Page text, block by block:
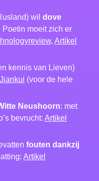
wil dove
Poetin moeit zich er
, Artikel
kennis van Lieven)
(voor de hele
Neushoorn: met
bevrucht: Artikel
fouten dankzij
Artikel